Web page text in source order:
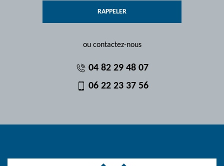
ou contactez-nous
04 82 29 48 07
06 22 23 37 56